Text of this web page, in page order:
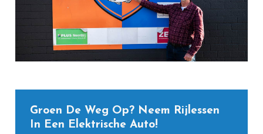
Groen De Weg Op? Neem Rijlessen
In Een Elektrische Auto!